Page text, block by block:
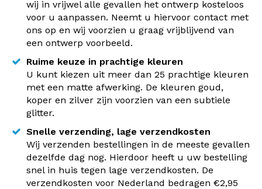
wij in vrijwel alle gevallen het ontwerp kosteloos
voor u aanpassen. Neemt u hiervoor contact met
ons op en wij voorzien u graag vrijblijvend van
een ontwerp voorbeeld.
Ruime keuze in prachtige kleuren
U kunt kiezen uit meer dan 25 prachtige kleuren
met een matte afwerking. De kleuren goud,
koper en zilver zijn voorzien van een subtiele
glitter.
Snelle verzending, lage verzendkosten
Wij verzenden bestellingen in de meeste gevallen
dezelfde dag nog. Hierdoor heeft u uw bestelling
snel in huis tegen lage verzendkosten. De
verzendkosten voor Nederland bedragen €2,95